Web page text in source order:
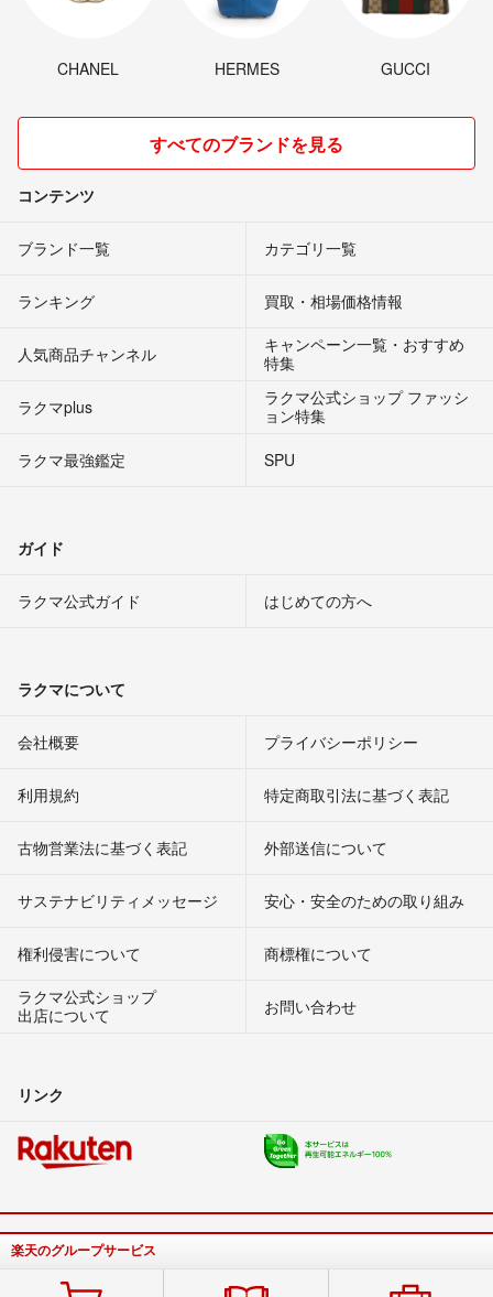
CHANEL HERMES GUCCI
すべてのブランドを見る
コンテンツ
ブランド一覧 カテゴリ一覧
ランキング 買取・相場価格情報
人気商品チャンネル
キャンペーン一覧・おすすめ
特集
ラクマplus
ラクマ公式ショップ ファッシ
ョン特集
ラクマ最強鑑定
SPU
ガイド
ラクマ公式ガイド はじめての方へ
ラクマについて
会社概要 プライバシーポリシー
利用規約 特定商取引法に基づく表記
古物営業法に基づく表記 外部送信について
サステナビリティメッセージ 安心・安全のための取り組み
権利侵害について
商標権について
ラクマ公式ショップ
出店について
お問い合わせ
リンク
楽天のグループサービス